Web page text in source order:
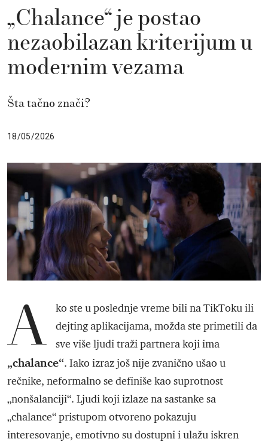
„Chalance“ je postao
nezaobilazan kriterijum u
modernim vezama
Šta tačno znači?
18/05/2026
A
ko ste u poslednje vreme bili na TikToku ili
dejting aplikacijama, možda ste primetili da
sve više ljudi traži partnera koji ima
„chalance“. Iako izraz još nije zvanično ušao u
rečnike, neformalno se definiše kao suprotnost
„nonšalanciji“. Ljudi koji izlaze na sastanke sa
„chalance“ pristupom otvoreno pokazuju
interesovanje, emotivno su dostupni i ulažu iskren